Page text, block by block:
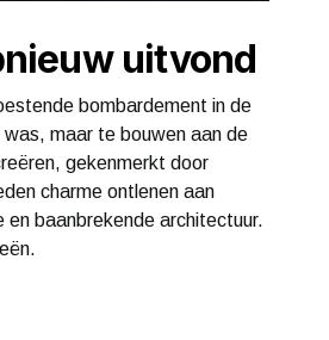
uitvond
bombardement in de
maar te bouwen aan de
gekenmerkt door
charme ontlenen aan
baanbrekende architectuur.